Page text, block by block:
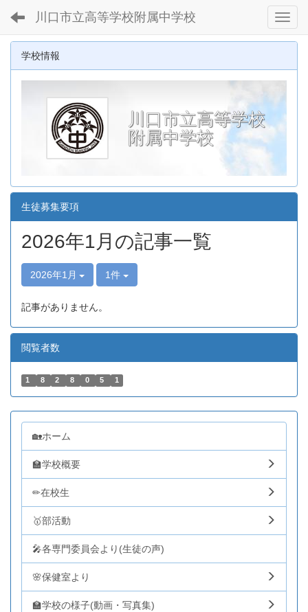
川口市立高等学校附属中学校
学校情報
川口市立高等学校
附属中学校
生徒募集要項
2026年1月の記事一覧
2026年1月 1件
記事がありません。
閲覧者数
1 8 2 8 0 5 1
🏡ホーム
🏫学校概要
✏在校生
🥇部活動
🎤各専門委員会より(生徒の声)
🌸保健室より
🏫学校の様子(動画・写真集)